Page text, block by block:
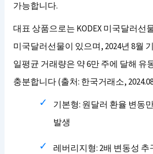
가능합니다.
대표 상품으로는 KODEX 미국달러선
미국달러선물이 있으며, 2024년 8월
일평균 거래량은 약 6만 주에 달해 유
충분합니다 (출처: 한국거래소,
기본형: 원달러 환율 변동
발생
레버리지형: 2배 변동성